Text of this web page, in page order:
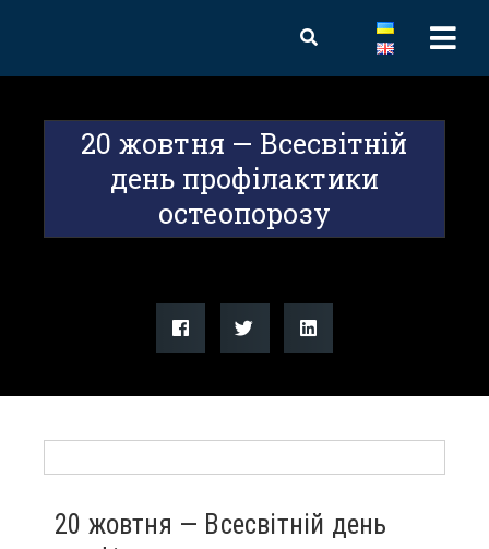
20 жовтня — Всесвітній
день профілактики
остеопорозу
20 жовтня — Всесвітній день